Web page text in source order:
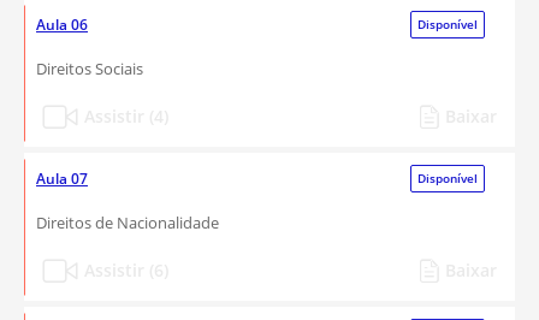
Aula 06 Disponível
Direitos Sociais
Aula 07 Disponível
Direitos de Nacionalidade